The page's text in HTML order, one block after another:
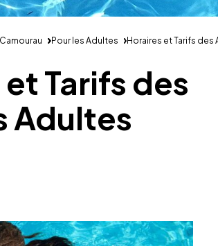
Pour les Adultes Horaires et Tarifs des
Tarifs des
Adultes